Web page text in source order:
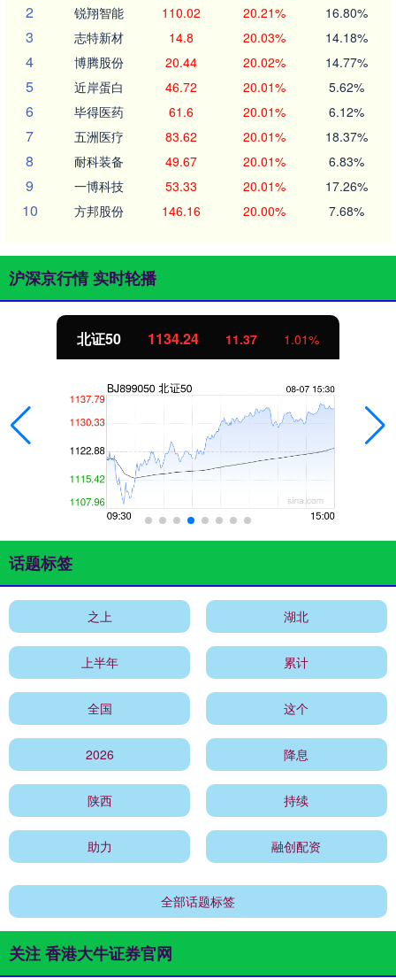
2 锐翔智能 110.02 20.21% 16.80%
3 志特新材 14.8 20.03% 14.18%
4 博腾股份 20.44 20.02% 14.77%
5 近岸蛋白 46.72 20.01% 5.62%
6 毕得医药 61.6 20.01% 6.12%
7 五洲医疗 83.62 20.01% 18.37%
8 耐科装备 49.67 20.01% 6.83%
9 一博科技 53.33 20.01% 17.26%
10 方邦股份 146.16 20.00% 7.68%
沪深京行情 实时轮播
北证50 1134.24 11.37 1.01%
话题标签
之上 湖北
上半年 累计
全国 这个
2026 降息
陕西 持续
助力 融创配资
全部话题标签
关注 香港大牛证券官网